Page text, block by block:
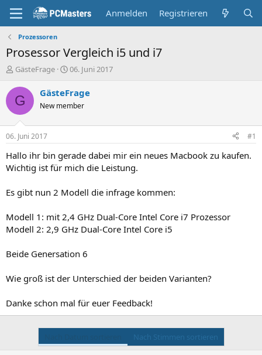
Anmelden Registrieren
Prozessoren
Prosessor Vergleich i5 und i7
E
s
t
e
r
GästeFrage
E
s
e
t
a
m
06. Juni 2017
G GästeFrage
New member
06. Juni 2017 #1
Hallo ihr bin gerade dabei mir ein neues Macbook zu kaufen.
Wichtig ist für mich die Leistung.
Es gibt nun 2 Modell die infrage kommen:
Modell 1: mit 2,4 GHz Dual‑Core Intel Core i7 Prozessor
Modell 2: 2,9 GHz Dual‑Core Intel Core i5
Beide Genersation 6
Wie groß ist der Unterschied der beiden Varianten?
Danke schon mal für euer Feedback!
Nach Stimmen sortieren